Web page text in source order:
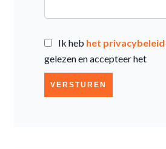
Ik heb het privacybeleid
gelezen en accepteer het
VERSTUREN